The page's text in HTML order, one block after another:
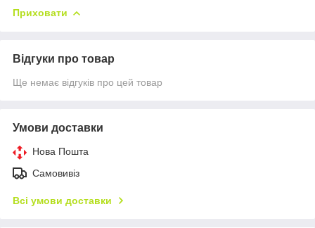
Приховати
Відгуки про товар
Ще немає відгуків про цей товар
Умови доставки
Нова Пошта
Самовивіз
Всі умови доставки